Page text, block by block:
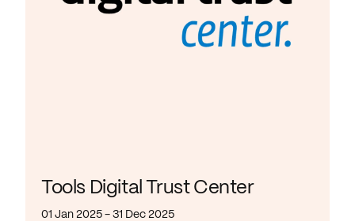
Tools Digital Trust Center
01 Jan 2025 - 31 Dec 2025